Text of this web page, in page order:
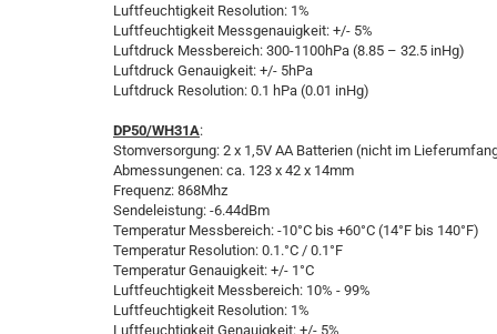
Luftfeuchtigkeit Resolution: 1%
Luftfeuchtigkeit Messgenauigkeit: +/- 5%
Luftdruck Messbereich: 300-1100hPa (8.85 – 32.5 inHg)
Luftdruck Genauigkeit: +/- 5hPa
Luftdruck Resolution: 0.1 hPa (0.01 inHg)
DP50/WH31A:
Stomversorgung: 2 x 1,5V AA Batterien (nicht im
Abmessungenen: ca. 123 x 42 x 14mm
Frequenz: 868Mhz
Sendeleistung: -6.44dBm
Temperatur Messbereich: -10°C bis +60°C (14°F bis 140°F)
Temperatur Resolution: 0.1.°C / 0.1°F
Temperatur Genauigkeit: +/- 1°C
Luftfeuchtigkeit Messbereich: 10% - 99%
Luftfeuchtigkeit Resolution: 1%
Luftfeuchtigkeit Genauigkeit: +/- 5%